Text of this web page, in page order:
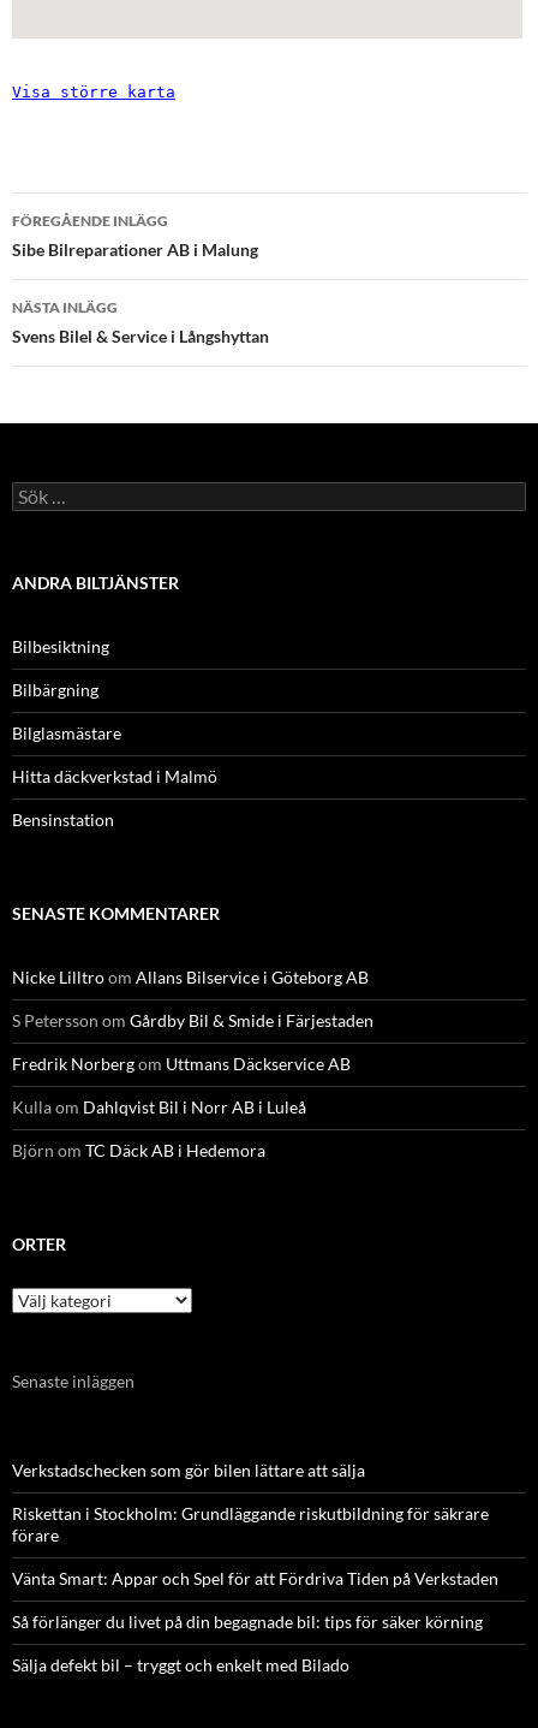
Visa större karta
Inläggsnavigering
FÖREGÅENDE INLÄGG
Sibe Bilreparationer AB i Malung
NÄSTA INLÄGG
Svens Bilel & Service i Långshyttan
Sök
efter:
ANDRA BILTJÄNSTER
Bilbesiktning
Bilbärgning
Bilglasmästare
Hitta däckverkstad i Malmö
Bensinstation
SENASTE KOMMENTARER
Nicke Lilltroom Allans Bilservice i Göteborg AB
S Petersson om Gårdby Bil & Smide i Färjestaden
Fredrik Norbergom Uttmans Däckservice AB
Kullaom Dahlqvist Bil i Norr AB i Luleå
Björn om TC Däck AB i Hedemora
ORTER
Orter
Senaste inläggen
Verkstadschecken som gör bilen lättare att sälja
Riskettan i Stockholm: Grundläggande riskutbildning för säkrare
förare
Vänta Smart: Appar och Spel för att Fördriva Tiden på Verkstaden
Så förlänger du livet på din begagnade bil: tips för säker körning
Sälja defekt bil – tryggt och enkelt med Bilado